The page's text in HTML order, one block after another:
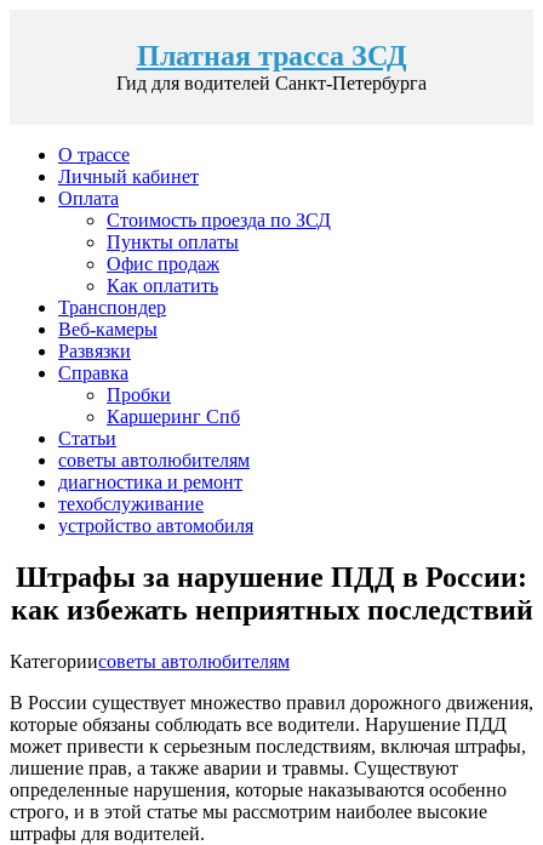
Платная трасса ЗСД
Гид для водителей Санкт-Петербурга
О трассе
Личный кабинет
Оплата
Стоимость проезда по ЗСД
Пункты оплаты
Офис продаж
Как оплатить
Транспондер
Веб-камеры
Развязки
Справка
Пробки
Каршеринг Спб
Статьи
советы автолюбителям
диагностика и ремонт
техобслуживание
устройство автомобиля
Штрафы за нарушение ПДД в России:
как избежать неприятных последствий
Категориисоветы автолюбителям
В России существует множество правил дорожного движения,
которые обязаны соблюдать все водители. Нарушение ПДД
может привести к серьезным последствиям, включая штрафы,
лишение прав, а также аварии и травмы. Существуют
определенные нарушения, которые наказываются особенно
строго, и в этой статье мы рассмотрим наиболее высокие
штрафы для водителей.